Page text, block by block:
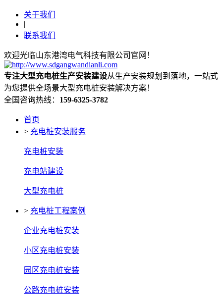
关于我们
|
联系我们
欢迎光临山东港湾电气科技有限公司官网！
专注大型充电桩生产安装建设从生产安装规划到落地，一站式
为您提供全场景大型充电桩安装解决方案！
全国咨询热线： 159-6325-3782
首页
> 充电桩安装服务
充电桩安装
充电站建设
大型充电桩
> 充电桩工程案例
企业充电桩安装
小区充电桩安装
园区充电桩安装
公路充电桩安装